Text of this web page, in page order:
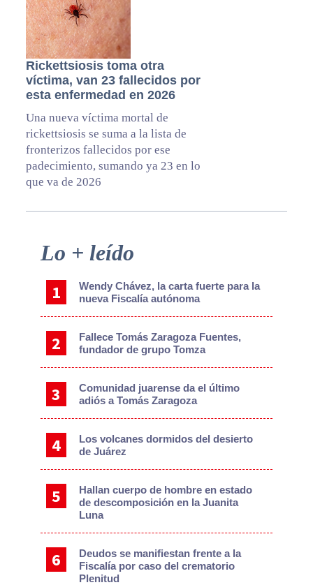
Rickettsiosis toma otra
víctima, van 23 fallecidos por
esta enfermedad en 2026
Una nueva víctima mortal de
rickettsiosis se suma a la lista de
fronterizos fallecidos por ese
padecimiento, sumando ya 23 en lo
que va de 2026
Primary
Lo + leído
Wendy Chávez, la carta fuerte para la
nueva Fiscalía autónoma
Fallece Tomás Zaragoza Fuentes,
fundador de grupo Tomza
Comunidad juarense da el último
adiós a Tomás Zaragoza
Los volcanes dormidos del desierto
de Juárez
Hallan cuerpo de hombre en estado
de descomposición en la Juanita
Luna
Deudos se manifiestan frente a la
Fiscalía por caso del crematorio
Plenitud